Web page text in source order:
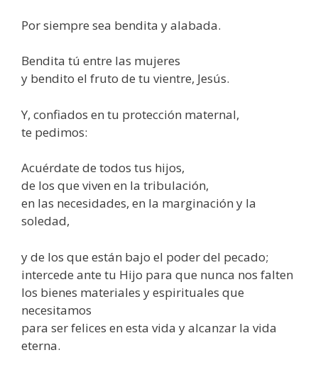
Por siempre sea bendita y alabada.
Bendita tú entre las mujeres
y bendito el fruto de tu vientre, Jesús.
Y, confiados en tu protección maternal,
te pedimos:
Acuérdate de todos tus hijos,
de los que viven en la tribulación,
en las necesidades, en la marginación y la
soledad,
y de los que están bajo el poder del pecado;
intercede ante tu Hijo para que nunca nos falten
los bienes materiales y espirituales que
necesitamos
para ser felices en esta vida y alcanzar la vida
eterna.